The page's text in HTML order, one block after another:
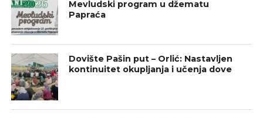
Mevludski program u džematu
Papraća
Dovište Pašin put – Orlić: Nastavljen
kontinuitet okupljanja i učenja dove